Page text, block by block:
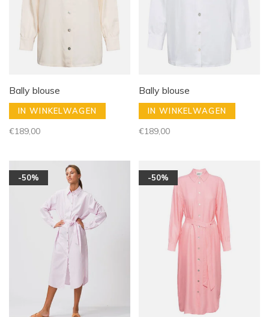
Bally blouse
IN WINKELWAGEN
€189,00
Bally blouse
IN WINKELWAGEN
€189,00
-50% -50%